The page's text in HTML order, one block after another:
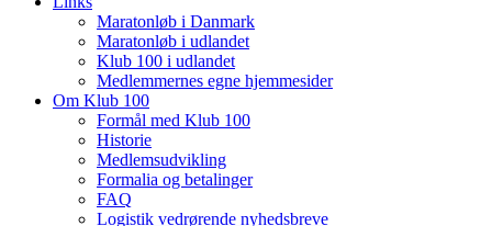
Maratonløb i Danmark
Maratonløb i udlandet
Klub 100 i udlandet
Medlemmernes egne hjemmesider
Om Klub 100
Formål med Klub 100
Historie
Medlemsudvikling
Formalia og betalinger
FAQ
Logistik vedrørende nyhedsbreve